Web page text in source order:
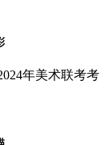
年美术联考考